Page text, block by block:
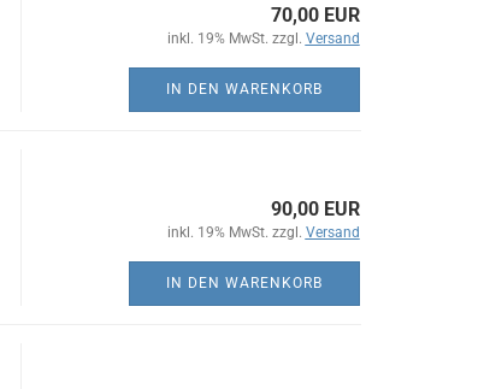
70,00 EUR
inkl. 19% MwSt. zzgl. Versand
IN DEN WARENKORB
90,00 EUR
inkl. 19% MwSt. zzgl. Versand
IN DEN WARENKORB